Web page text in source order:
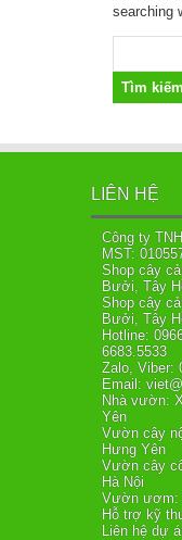
searching
kiếm
cho:
LIÊN HỆ
Công ty
MST:
Shop cây
Bưởi, Tây
Shop cây
Bưởi, Tây
Hotline:
6683.5533
Zalo, Viber:
Email:
Nhà vườn:
Yên
Vườn cây
Hưng Yên
Vườn cây
Hà Nội
Vườn ươm:
Hỗ trợ kỹ
Liên hệ dự